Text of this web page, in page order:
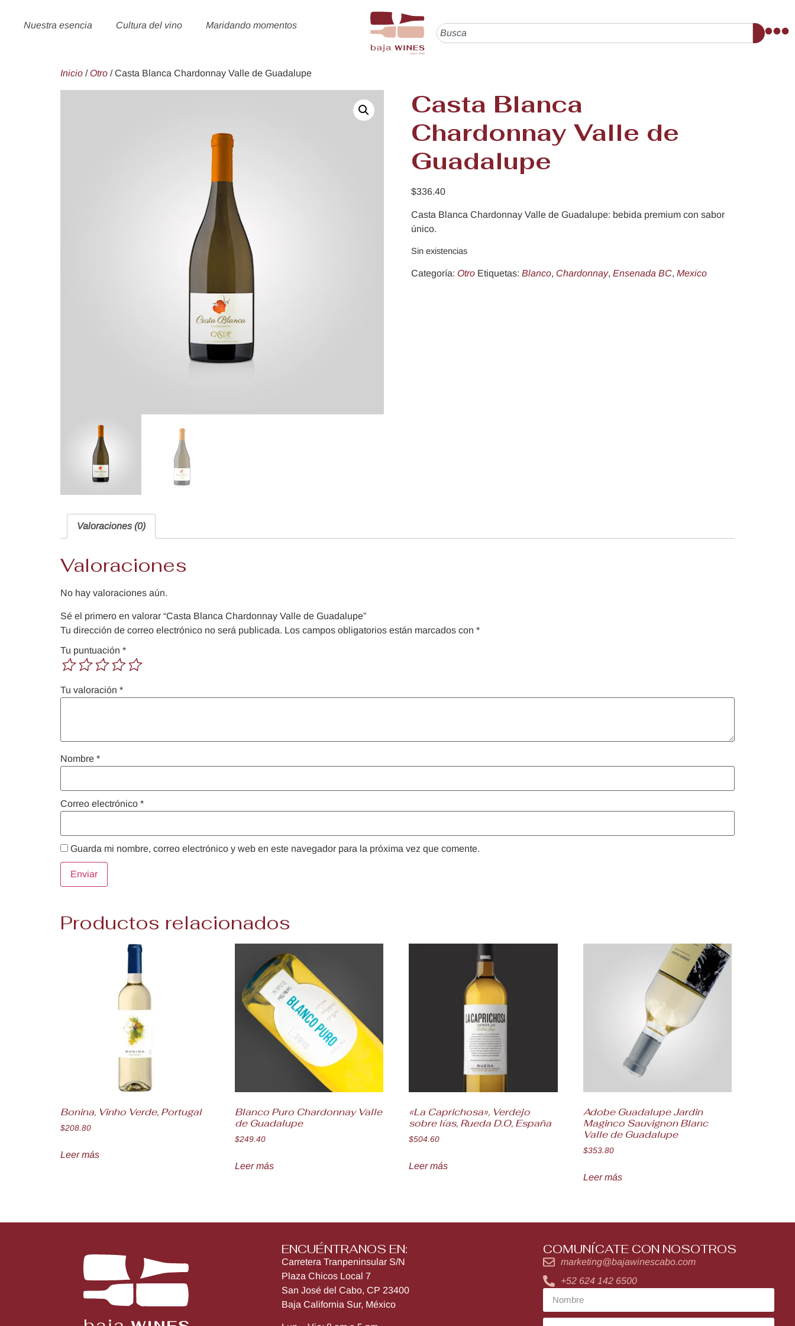
Nuestra esencia Cultura del vino Maridando momentos
Inicio / Otro / Casta Blanca Chardonnay Valle de Guadalupe
Casta Blanca
Chardonnay Valle de
Guadalupe
$336.40
Casta Blanca Chardonnay Valle de Guadalupe: bebida premium con sabor
único.
Sin existencias
Categoría: Otro Etiquetas: Blanco, Chardonnay, Ensenada BC, Mexico
Valoraciones (0)
Valoraciones
No hay valoraciones aún.
Sé el primero en valorar “Casta Blanca Chardonnay Valle de Guadalupe”
Tu dirección de correo electrónico no será publicada. Los campos obligatorios están marcados con *
Tu puntuación *
Tu valoración *
Nombre *
Correo electrónico *
Guarda mi nombre, correo electrónico y web en este navegador para la próxima vez que comente.
Productos relacionados
Bonina, Vinho Verde, Portugal
$208.80
Leer más
Blanco Puro Chardonnay Valle
de Guadalupe
$249.40
Leer más
«La Caprichosa», Verdejo
sobre lías, Rueda D.O, España
$504.60
Leer más
Adobe Guadalupe Jardin
Maginco Sauvignon Blanc
Valle de Guadalupe
$353.80
Leer más
ENCUÉNTRANOS EN:
Carretera Tranpeninsular S/N
Plaza Chicos Local 7
San José del Cabo, CP 23400
Baja California Sur, México
COMUNÍCATE CON NOSOTROS
marketing@bajawinescabo.com
+52 624 142 6500